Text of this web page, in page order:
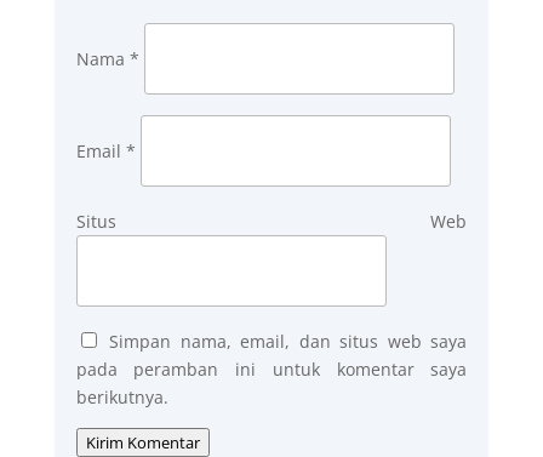
Nama *
Email *
Situs Web
Simpan nama, email, dan situs web saya
pada peramban ini untuk komentar saya
berikutnya.
Kirim Komentar